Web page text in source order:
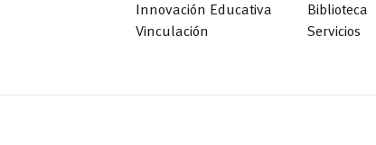
Innovación Educativa
Vinculación
Biblioteca
Servicios